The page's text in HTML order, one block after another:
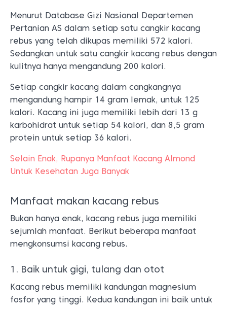
Menurut Database Gizi Nasional Departemen
Pertanian AS dalam setiap satu cangkir kacang
rebus yang telah dikupas memiliki 572 kalori.
Sedangkan untuk satu cangkir kacang rebus dengan
kulitnya hanya mengandung 200 kalori.
Setiap cangkir kacang dalam cangkangnya
mengandung hampir 14 gram lemak, untuk 125
kalori. Kacang ini juga memiliki lebih dari 13 g
karbohidrat untuk setiap 54 kalori, dan 8,5 gram
protein untuk setiap 36 kalori.
Selain Enak, Rupanya Manfaat Kacang Almond
Untuk Kesehatan Juga Banyak
Manfaat makan kacang rebus
Bukan hanya enak, kacang rebus juga memiliki
sejumlah manfaat. Berikut beberapa manfaat
mengkonsumsi kacang rebus.
1. Baik untuk gigi, tulang dan otot
Kacang rebus memiliki kandungan magnesium
fosfor yang tinggi. Kedua kandungan ini baik untuk